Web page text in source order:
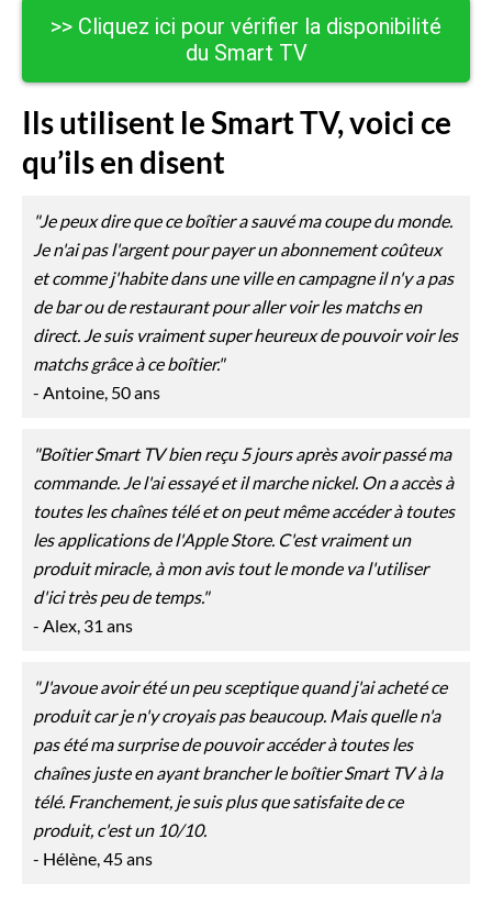
>> Cliquez ici pour vérifier la disponibilité
du Smart TV
Ils utilisent le Smart TV, voici ce
qu’ils en disent
"Je peux dire que ce boîtier a sauvé ma coupe du monde.
Je n'ai pas l'argent pour payer un abonnement coûteux
et comme j'habite dans une ville en campagne il n'y a pas
de bar ou de restaurant pour aller voir les matchs en
direct. Je suis vraiment super heureux de pouvoir voir les
matchs grâce à ce boîtier."
- Antoine, 50 ans
"Boîtier Smart TV bien reçu 5 jours après avoir passé ma
commande. Je l'ai essayé et il marche nickel. On a accès à
toutes les chaînes télé et on peut même accéder à toutes
les applications de l'Apple Store. C'est vraiment un
produit miracle, à mon avis tout le monde va l'utiliser
d'ici très peu de temps."
- Alex, 31 ans
"J'avoue avoir été un peu sceptique quand j'ai acheté ce
produit car je n'y croyais pas beaucoup. Mais quelle n'a
pas été ma surprise de pouvoir accéder à toutes les
chaînes juste en ayant brancher le boîtier Smart TV à la
télé. Franchement, je suis plus que satisfaite de ce
produit, c'est un 10/10.
- Hélène, 45 ans